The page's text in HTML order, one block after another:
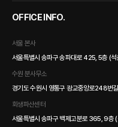
OFFICE INFO.
서울 본사
서울특별시 송파구 송파대로 425, 5층 (석
수원 분사무소
경기도 수원시 영통구 광교중앙로248번
회생파산센터
서울특별시 송파구 백제고분로 365, 9층